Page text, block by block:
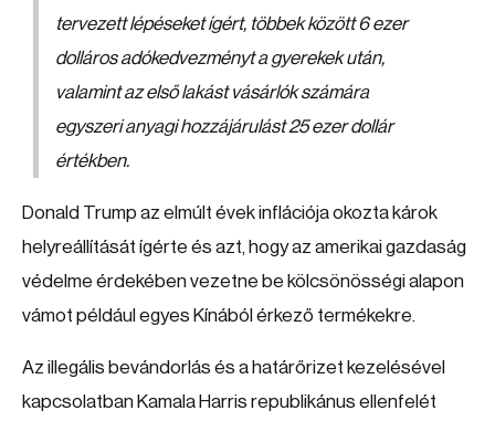
tervezett lépéseket ígért, többek között 6 ezer
dolláros adókedvezményt a gyerekek után,
valamint az első lakást vásárlók számára
egyszeri anyagi hozzájárulást 25 ezer dollár
értékben.
Donald Trump az elmúlt évek inflációja okozta károk
helyreállítását ígérte és azt, hogy az amerikai gazdaság
védelme érdekében vezetne be kölcsönösségi alapon
vámot például egyes Kínából érkező termékekre.
Az illegális bevándorlás és a határőrizet kezelésével
kapcsolatban Kamala Harris republikánus ellenfelét